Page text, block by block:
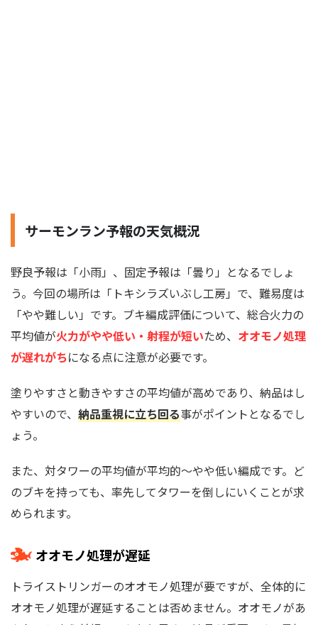
サーモンラン予報の天気概況
野良予報は「小雨」、固定予報は「曇り」となるでしょ
う。今回の場所は「トキシラズいぶし工房」で、難易度は
「やや難しい」です。ブキ編成評価について、総合火力の
平均値が火力がやや低い・射程が短いため、 オオモノ処理
が遅れがちになる点に注意が必要です。
塗りやすさと動きやすさの平均値が高めであり、納品はし
やすいので、 納品重視に立ち回る事がポイントとなるでし
ょう。
また、対タワーの平均値が平均的～やや低い編成です。ど
のブキを持っても、率先してタワーを倒しにいくことが求
められます。
オオモノ処理が遅延
トライストリンガーのオオモノ処理が要ですが、全体的に
オオモノ処理が遅延することは否めません。オオモノがあ